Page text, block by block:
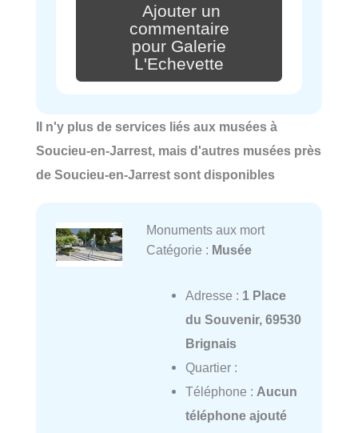
Ajouter un
commentaire
pour Galerie
L'Echevette
Il n'y plus de services liés aux musées à
Soucieu-en-Jarrest, mais d'autres musées près
de Soucieu-en-Jarrest sont disponibles
Monuments aux mort
Catégorie : Musée
Adresse : 1 Place
du Souvenir, 69530
Brignais
Quartier :
Téléphone : Aucun
téléphone ajouté